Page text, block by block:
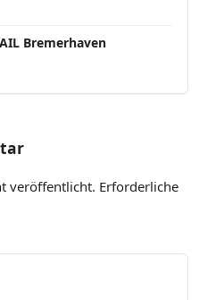
Bremerhaven
veröffentlicht. Erforderliche